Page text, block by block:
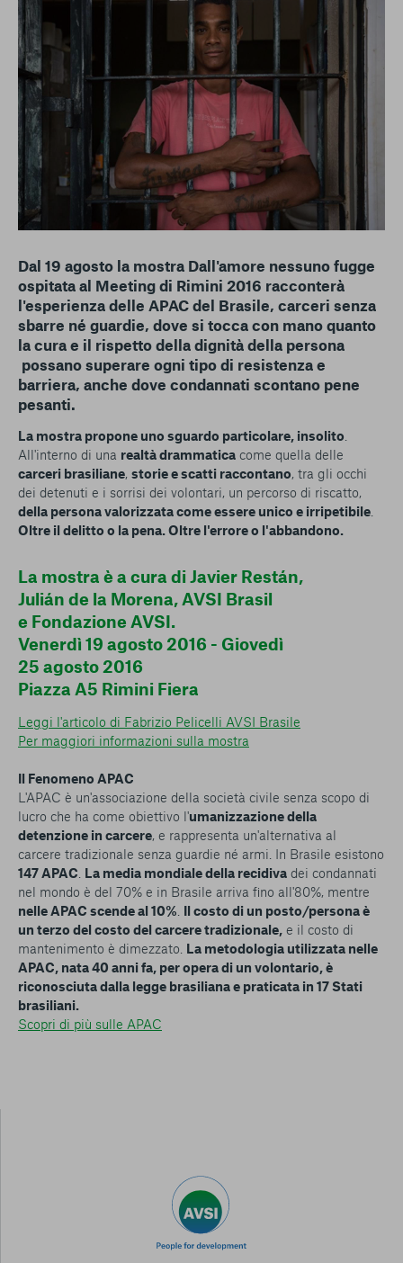
conto del fatto che il blocco di alcuni cookie può
condizionare l’esperienza sulla Piattaforma e il suo
funzionamento. Premendo “Conferma le mie scelte”, la
selezione relativa ai cookie effettuata verrà salvata. Se non è
stata selezionata alcuna opzione, premere questo pulsante
equivarrà a rifiutare tutti i cookie. Per ulteriori informazioni, è
possibile consultare la nostra
Ulteriori informazioni
Cookie strettamente necessari
Cookie di analisi
Dal 19 agosto la mostra Dall'amore nessuno fugge
ospitata al Meeting di Rimini 2016 racconterà
l'esperienza delle APAC del Brasile, carceri senza
sbarre né guardie, dove si tocca con mano quanto
la cura e il rispetto della dignità della persona
possano superare ogni tipo di resistenza e
barriera, anche dove condannati scontano pene
pesanti.
La mostra propone uno sguardo particolare, insolito
All'interno di una realtà drammatica come quella delle
carceri brasiliane, storie e scatti raccontano, tra gli occhi
dei detenuti e i sorrisi dei volontari, un percorso di riscatto,
della persona valorizzata come essere unico e irripetibile
Oltre il delitto o la pena. Oltre l'errore o l'abbandono.
La mostra è a cura di Javier Restán,
Julián de la Morena, AVSI Brasil
e Fondazione AVSI.
Venerdì 19 agosto 2016 - Giovedì
25 agosto 2016
Piazza A5 Rimini Fiera
Leggi l'articolo di Fabrizio Pelicelli AVSI Brasile
Per maggiori informazioni sulla mostra
Il Fenomeno APAC
L'APAC è un'associazione della società civile senza scopo di
lucro che ha come obiettivo l'umanizzazione della
detenzione in carcere, e rappresenta un'alternativa al
carcere tradizionale senza guardie né armi. In Brasile esistono
147 APAC La media mondiale della recidiva dei condannati
nel mondo è del 70% e in Brasile arriva fino all'80%, mentre
nelle APAC scende al 10% Il costo di un posto/persona è
un terzo del costo del carcere tradizionale, e il costo di
mantenimento è dimezzato. La metodologia utilizzata nelle
APAC, nata 40 anni fa, per opera di un volontario, è
riconosciuta dalla legge brasiliana e praticata in 17 Stati
brasiliani.
Scopri di più sulle APAC